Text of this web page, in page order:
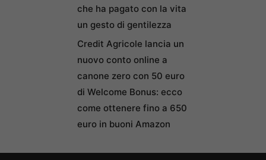
che ha pagato con la vita
un gesto di gentilezza
Credit Agricole lancia un
nuovo conto online a
canone zero con 50 euro
di Welcome Bonus: ecco
come ottenere fino a 650
euro in buoni Amazon